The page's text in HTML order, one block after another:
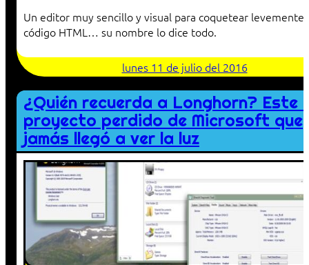
Un editor muy sencillo y visual para coquetear levemente
código HTML… su nombre lo dice todo.
lunes 11 de julio del 2016
¿Quién recuerda a Longhorn? Este
proyecto perdido de Microsoft que
jamás llegó a ver la luz